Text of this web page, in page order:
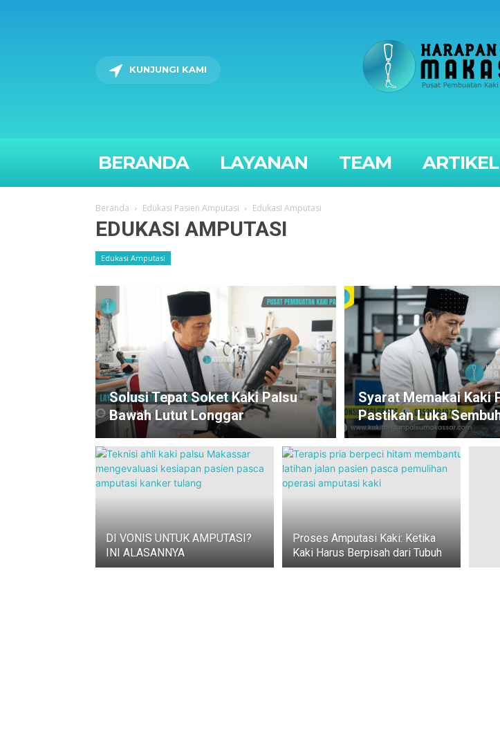
KUNJUNGI KAMI
BERANDA LAYANAN TEAM ARTIKEL
Beranda Edukasi Pasien Amputasi Edukasi Amputasi
EDUKASI AMPUTASI
Edukasi Amputasi
Solusi Tepat Soket Kaki Palsu
Bawah Lutut Longgar
Syarat Memakai Kaki
Pastikan Luka
DI VONIS UNTUK AMPUTASI?
INI ALASANNYA
Proses Amputasi Kaki: Ketika
Kaki Harus Berpisah dari Tubuh